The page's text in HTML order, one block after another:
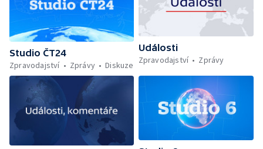
Studio ČT24
Zpravodajství
Zprávy Diskuze
Události
Zpravodajství
Zprávy